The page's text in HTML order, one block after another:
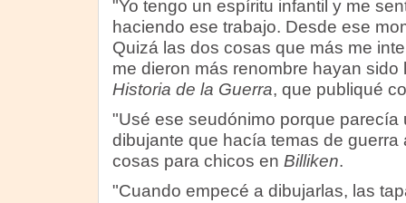
"Yo tengo un espíritu infantil y me
haciendo ese trabajo. Desde ese
Quizá las dos cosas que más me
me dieron más renombre hayan
Historia de la Guerra, que publiqué
"Usé ese seudónimo porque parecía
dibujante que hacía temas de guerra
cosas para chicos en Billiken.
"Cuando empecé a dibujarlas, las